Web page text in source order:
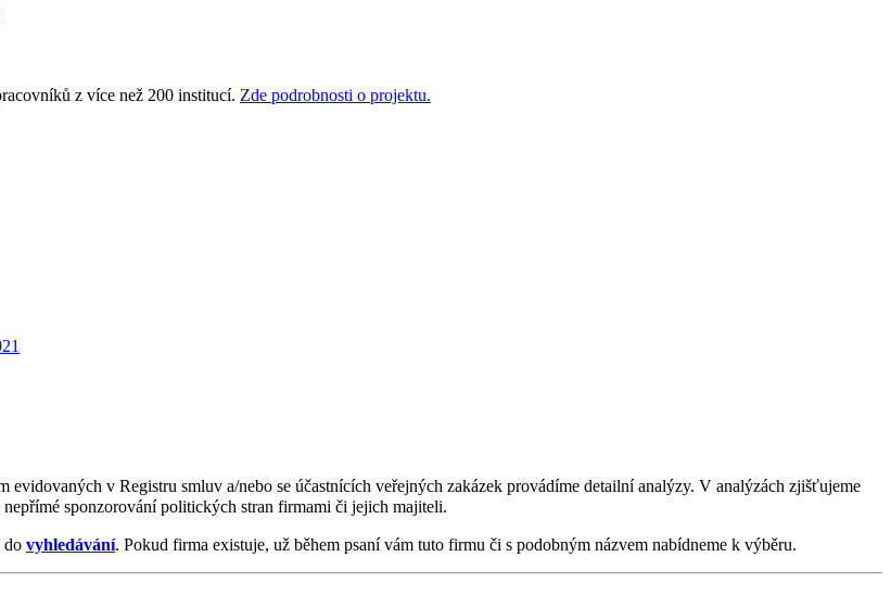
z více než 200 institucí. Zde podrobnosti o projektu.
v Registru smluv a/nebo se účastnících veřejných zakázek provádíme detailní analýzy. V analýzách zjišťujeme
sponzorování politických stran firmami či jejich majiteli.
do vyhledávání. Pokud firma existuje, už během psaní vám tuto firmu či s podobným názvem nabídneme k výběru.